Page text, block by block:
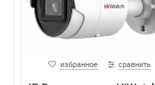
избранное сравнить